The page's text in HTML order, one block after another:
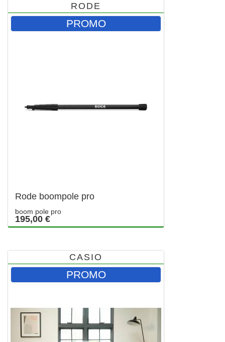
RODE
PROMO
Rode boompole pro
boom pole pro
195,00 €
CASIO
PROMO